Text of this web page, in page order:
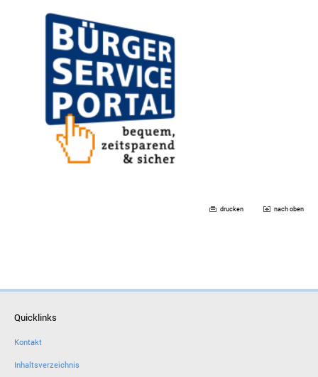
drucken nach oben
Quicklinks
Kontakt
Inhaltsverzeichnis